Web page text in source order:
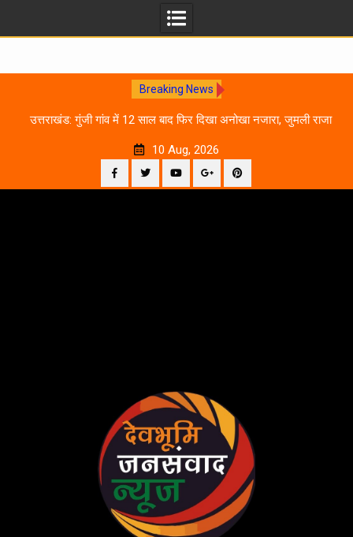
Breaking News
उत्तराखंड: गुंजी गांव में 12 साल बाद फिर दिखा अनोखा नजारा, जुमली राजा
10 Aug, 2026